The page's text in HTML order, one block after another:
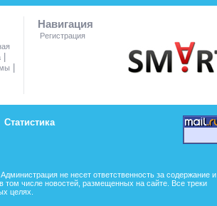
Навигация
Регистрация
Статистика
не несет ответственность за содержание и
том числе новостей, размещенных на сайте. Все треки
целях.